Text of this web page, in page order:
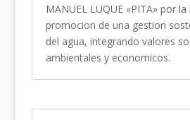
MANUEL LUQUE «PITA» por
promocion de una gestion
del agua, integrando valores
ambientales y economicos.